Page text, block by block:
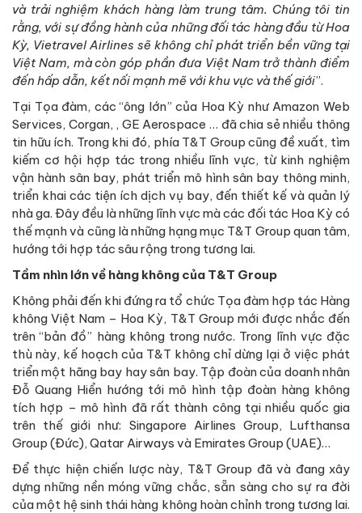
và trải nghiệm khách hàng làm trung tâm. Chúng tôi tin
rằng, với sự đồng hành của những đối tác hàng đầu từ Hoa
Kỳ, Vietravel Airlines sẽ không chỉ phát triển bền vững tại
Việt Nam, mà còn góp phần đưa Việt Nam trở thành điểm
đến hấp dẫn, kết nối mạnh mẽ với khu vực và thế giới”.
Tại Tọa đàm, các “ông lớn” của Hoa Kỳ như Amazon Web
Services, Corgan, , GE Aerospace … đã chia sẻ nhiều thông
tin hữu ích. Trong khi đó, phía T&T Group cũng đề xuất, tìm
kiếm cơ hội hợp tác trong nhiều lĩnh vực, từ kinh nghiệm
vận hành sân bay, phát triển mô hình sân bay thông minh,
triển khai các tiện ích dịch vụ bay, đến thiết kế và quản lý
nhà ga. Đây đều là những lĩnh vực mà các đối tác Hoa Kỳ có
thế mạnh và cũng là những hạng mục T&T Group quan tâm,
hướng tới hợp tác sâu rộng trong tương lai.
Tầm nhìn lớn về hàng không của T&T Group
Không phải đến khi đứng ra tổ chức Tọa đàm hợp tác Hàng
không Việt Nam – Hoa Kỳ, T&T Group mới được nhắc đến
trên “bản đồ” hàng không trong nước. Trong lĩnh vực đặc
thù này, kế hoạch của T&T không chỉ dừng lại ở việc phát
triển một hãng bay hay sân bay. Tập đoàn của doanh nhân
Đỗ Quang Hiển hướng tới mô hình tập đoàn hàng không
tích hợp – mô hình đã rất thành công tại nhiều quốc gia
trên thế giới như: Singapore Airlines Group, Lufthansa
Group (Đức), Qatar Airways và Emirates Group (UAE)…
Để thực hiện chiến lược này, T&T Group đã và đang xây
dựng những nền móng vững chắc, sẵn sàng cho sự ra đời
của một hệ sinh thái hàng không hoàn chỉnh trong tương lai.